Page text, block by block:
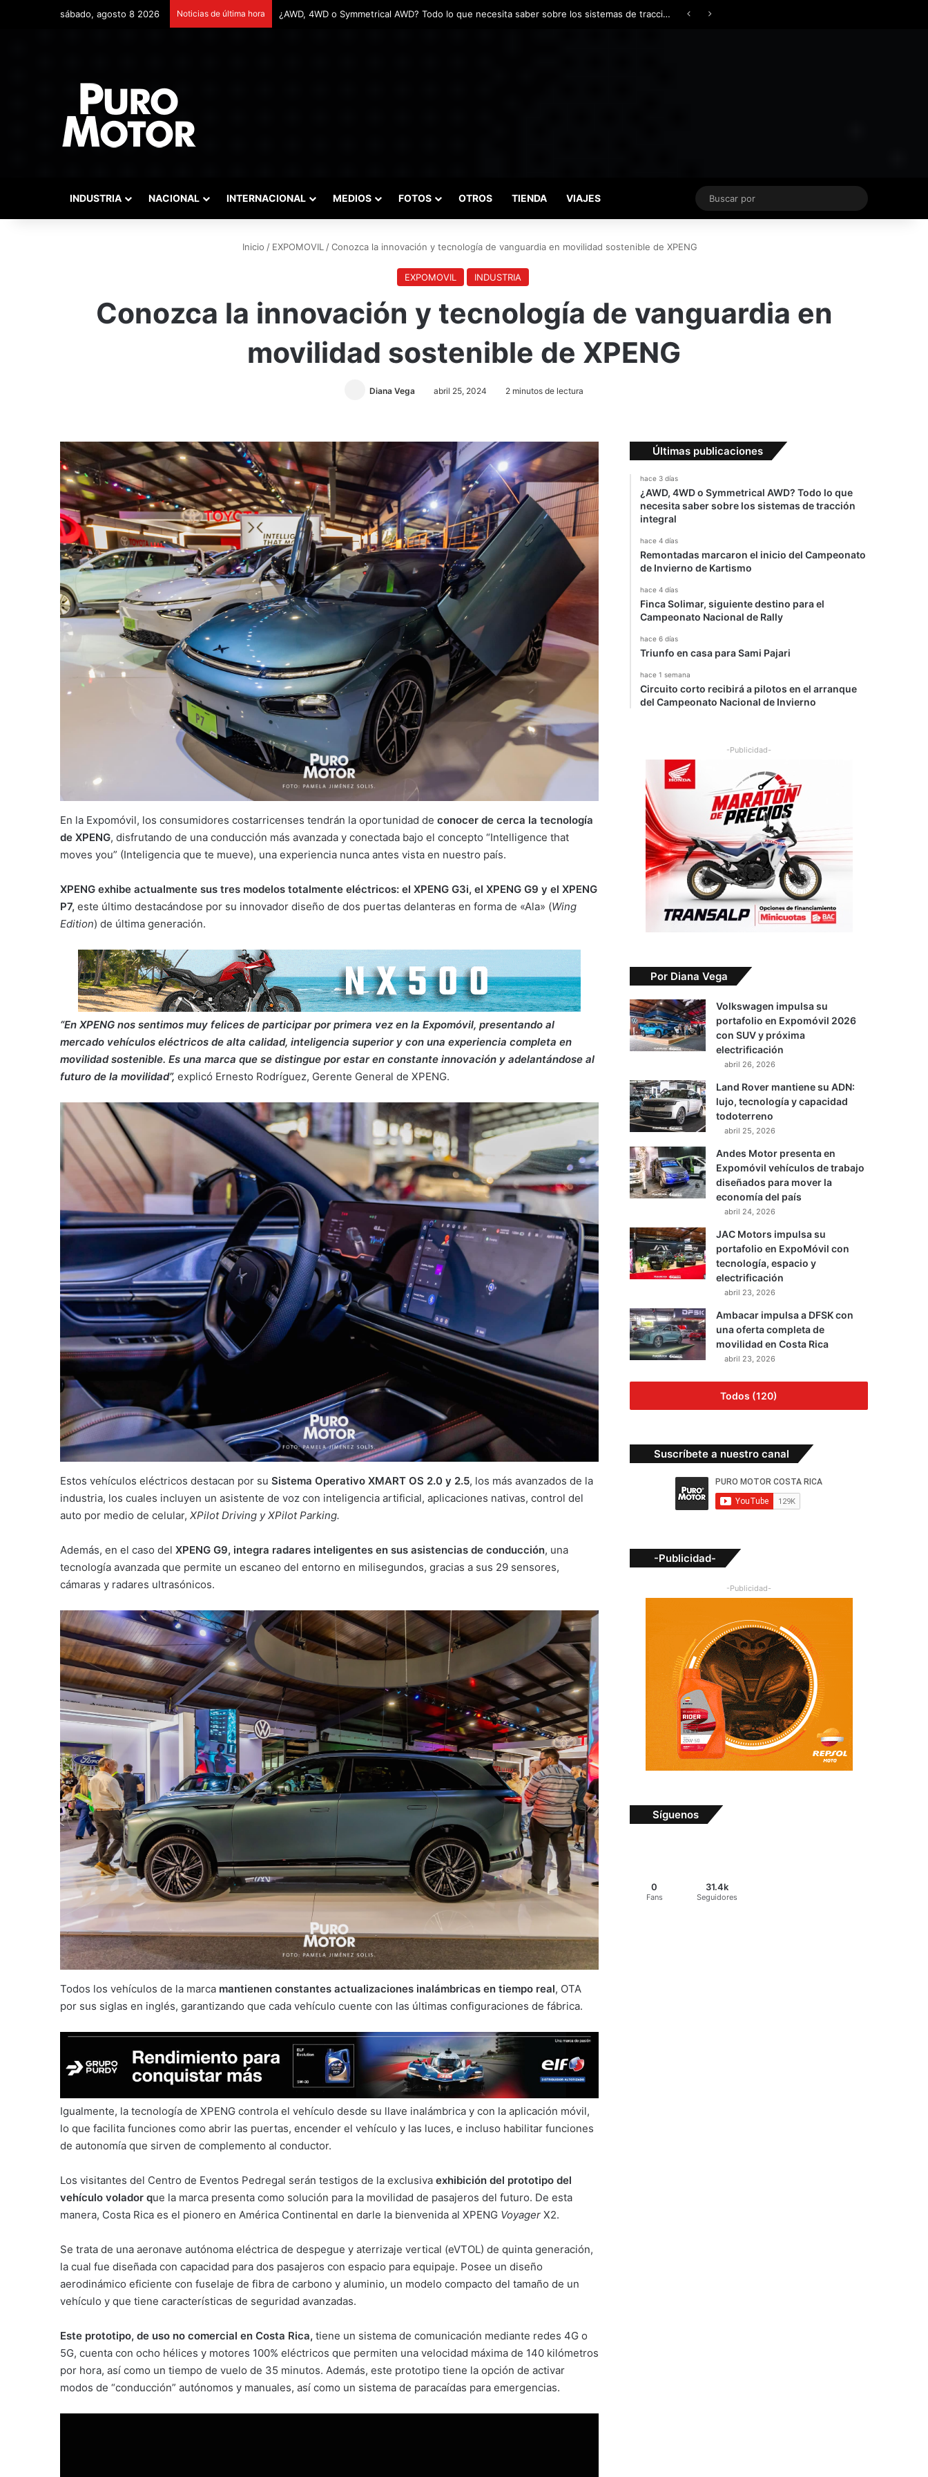
sábado, agosto 8 2026 Noticias de última hora Remontadas marcaron el inicio del Campeonato de Invierno de Kartismo
INDUSTRIA NACIONAL INTERNACIONAL MEDIOS FOTOS OTROS TIENDA VIAJES
Buscar
por
Inicio / EXPOMOVIL /Conozca la innovación y tecnología de vanguardia en movilidad sostenible de XPENG
EXPOMOVIL INDUSTRIA
Conozca la innovación y tecnología de vanguardia en
movilidad sostenible de XPENG
Diana Vega abril 25, 2024 2 minutos de lectura
En la Expomóvil, los consumidores costarricenses tendrán la oportunidad de conocer de cerca la tecnología
de XPENG, disfrutando de una conducción más avanzada y conectada bajo el concepto “Intelligence that
moves you” (Inteligencia que te mueve), una experiencia nunca antes vista en nuestro país.
XPENG exhibe actualmente sus tres modelos totalmente eléctricos: el XPENG G3i, el XPENG G9 y el XPENG
P7, este último destacándose por su innovador diseño de dos puertas delanteras en forma de «Ala» (Wing
Edition) de última generación.
“En XPENG nos sentimos muy felices de participar por primera vez en la Expomóvil, presentando al
mercado vehículos eléctricos de alta calidad, inteligencia superior y con una experiencia completa en
movilidad sostenible. Es una marca que se distingue por estar en constante innovación y adelantándose al
futuro de la movilidad”, explicó Ernesto Rodríguez, Gerente General de XPENG.
Estos vehículos eléctricos destacan por su Sistema Operativo XMART OS 2.0 y 2.5, los más avanzados de la
industria, los cuales incluyen un asistente de voz con inteligencia artificial, aplicaciones nativas, control del
auto por medio de celular, XPilot Driving y XPilot Parking.
Además, en el caso del XPENG G9, integra radares inteligentes en sus asistencias de conducción, una
tecnología avanzada que permite un escaneo del entorno en milisegundos, gracias a sus 29 sensores,
cámaras y radares ultrasónicos.
Todos los vehículos de la marca mantienen constantes actualizaciones inalámbricas en tiempo real, OTA
por sus siglas en inglés, garantizando que cada vehículo cuente con las últimas configuraciones de fábrica.
Igualmente, la tecnología de XPENG controla el vehículo desde su llave inalámbrica y con la aplicación móvil,
lo que facilita funciones como abrir las puertas, encender el vehículo y las luces, e incluso habilitar funciones
de autonomía que sirven de complemento al conductor.
Los visitantes del Centro de Eventos Pedregal serán testigos de la exclusiva exhibición del prototipo del
vehículo volador que la marca presenta como solución para la movilidad de pasajeros del futuro. De esta
manera, Costa Rica es el pionero en América Continental en darle la bienvenida al XPENG Voyager X2.
Se trata de una aeronave autónoma eléctrica de despegue y aterrizaje vertical (eVTOL) de quinta generación,
la cual fue diseñada con capacidad para dos pasajeros con espacio para equipaje. Posee un diseño
aerodinámico eficiente con fuselaje de fibra de carbono y aluminio, un modelo compacto del tamaño de un
vehículo y que tiene características de seguridad avanzadas.
Este prototipo, de uso no comercial en Costa Rica, tiene un sistema de comunicación mediante redes 4G o
5G, cuenta con ocho hélices y motores 100% eléctricos que permiten una velocidad máxima de 140 kilómetros
por hora, así como un tiempo de vuelo de 35 minutos. Además, este prototipo tiene la opción de activar
modos de “conducción” autónomos y manuales, así como un sistema de paracaídas para emergencias.
Últimas publicaciones
hace 3 días
¿AWD, 4WD o Symmetrical AWD? Todo lo que
necesita saber sobre los sistemas de tracción
integral
hace 4 días
Remontadas marcaron el inicio del Campeonato
de Invierno de Kartismo
hace 4 días
Finca Solimar, siguiente destino para el
Campeonato Nacional de Rally
hace 6 días
Triunfo en casa para Sami Pajari
hace 1 semana
Circuito corto recibirá a pilotos en el arranque
del Campeonato Nacional de Invierno
-Publicidad-
Por Diana Vega
Volkswagen impulsa su
portafolio en Expomóvil 2026
con SUV y próxima
electrificación
abril 26, 2026
Land Rover mantiene su ADN:
lujo, tecnología y capacidad
todoterreno
abril 25, 2026
Andes Motor presenta en
Expomóvil vehículos de trabajo
diseñados para mover la
economía del país
abril 24, 2026
JAC Motors impulsa su
portafolio en ExpoMóvil con
tecnología, espacio y
electrificación
abril 23, 2026
Ambacar impulsa a DFSK con
una oferta completa de
movilidad en Costa Rica
abril 23, 2026
Todos (120)
Suscríbete a nuestro canal
-Publicidad-
-Publicidad-
Síguenos
0
Fans
31.4k
Seguidores